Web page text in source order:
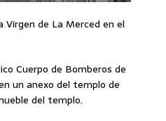
de La Merced en el
Cuerpo de Bomberos de
un anexo del templo de
del templo.